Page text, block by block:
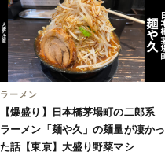
ラーメン
【爆盛り】日本橋茅場町の二郎系
ラーメン「麺や久」の麺量が凄かっ
た話【東京】大盛り野菜マシ